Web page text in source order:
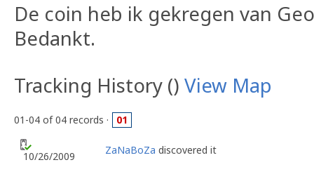
De coin heb ik gekregen van
Bedankt.
Tracking History () View Map
01-04 of 04 records · 01
10/26/2009 ZaNaBoZa discovered it